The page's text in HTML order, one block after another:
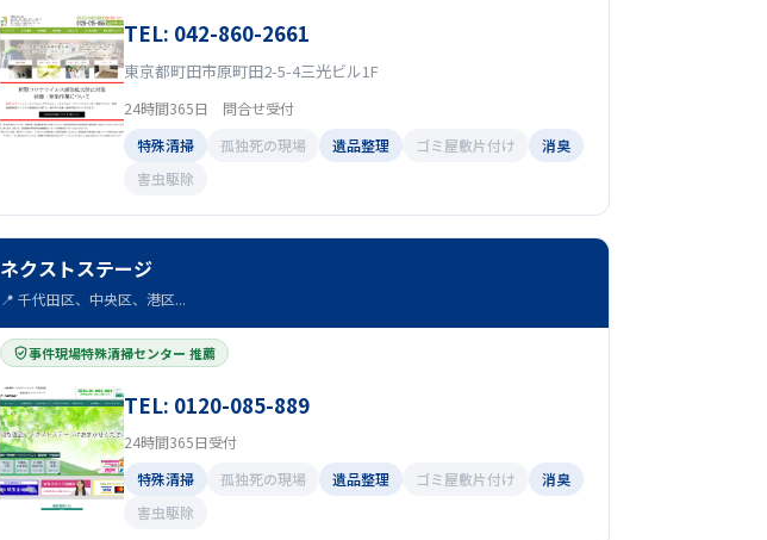
TEL: 042-860-2661
東京都町田市原町田2-5-4三光ビル1F
24時間365日 問合せ受付
特殊清掃
孤独死の現場 遺品整理 ゴミ屋敷片付け
消臭
害虫駆除
ネクストステージ
📍 千代田区、中央区、港区...
事件現場特殊清掃センター 推薦
TEL: 0120-085-889
24時間365日受付
特殊清掃
孤独死の現場 遺品整理 ゴミ屋敷片付け
消臭
害虫駆除